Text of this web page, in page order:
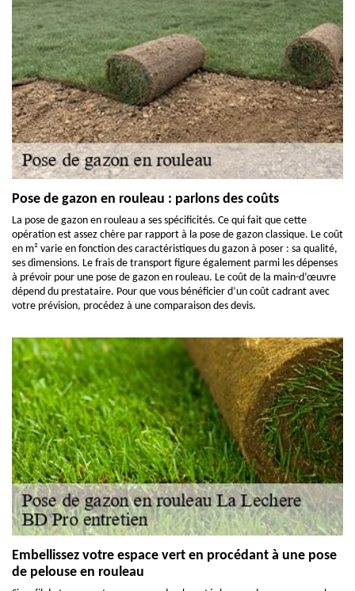
Pose de gazon en rouleau : parlons des coûts
La pose de gazon en rouleau a ses spécificités. Ce qui fait que cette
opération est assez chère par rapport à la pose de gazon classique. Le coût
en m² varie en fonction des caractéristiques du gazon à poser : sa qualité,
ses dimensions. Le frais de transport figure également parmi les dépenses
à prévoir pour une pose de gazon en rouleau. Le coût de la main-d’œuvre
dépend du prestataire. Pour que vous bénéficier d’un coût cadrant avec
votre prévision, procédez à une comparaison des devis.
Embellissez votre espace vert en procédant à une pose
de pelouse en rouleau